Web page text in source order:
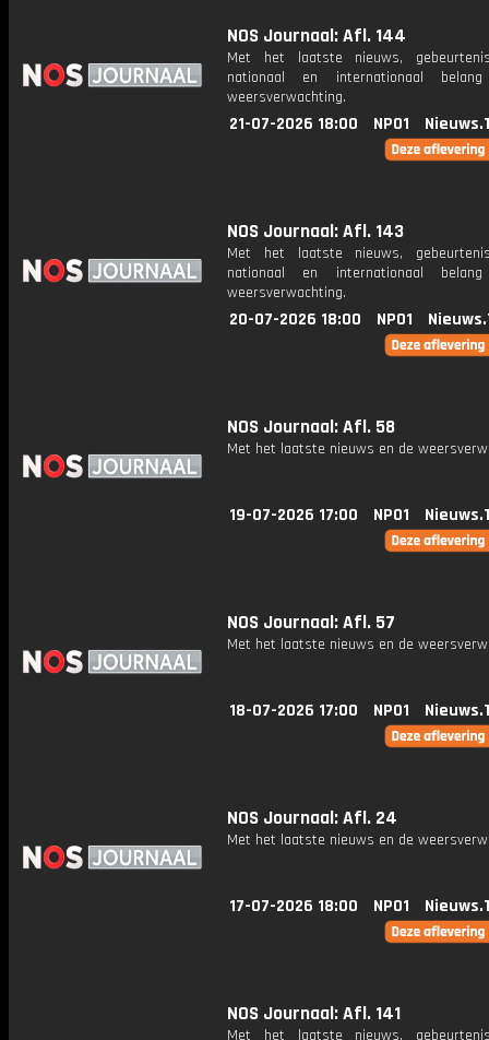
NOS Journaal: Afl. 144
Met het laatste nieuws,
nationaal en internationaal
weersverwachting.
21-07-2026 18:00 NPO1
NOS Journaal: Afl. 143
Met het laatste nieuws,
nationaal en internationaal
weersverwachting.
20-07-2026 18:00 NPO1
NOS Journaal: Afl. 58
Met het laatste nieuws en de
19-07-2026 17:00 NPO1
NOS Journaal: Afl. 57
Met het laatste nieuws en de
18-07-2026 17:00 NPO1
NOS Journaal: Afl. 24
Met het laatste nieuws en de
17-07-2026 18:00 NPO1
NOS Journaal: Afl. 141
Met het laatste nieuws,